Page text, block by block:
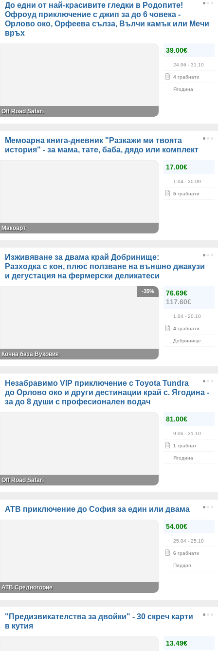
До едни от най-красивите гледки в Родопите!
Офроуд приключение с джип за до 6 човека -
Орлово око, Орфеева сълза, Вълчи камък или Мечи
връх
39.00€
24.06 - 31.10
4 грабнати
Ягодина
Оff Road Safari
Мемоарна книга-дневник "Разкажи ми твоята
история" - за мама, тате, баба, дядо или комплект
17.00€
1.04 - 30.09
5 грабнати
Макоарт
Изживяване за двама край Добринище:
Разходка с кон, плюс ползване на външно джакузи
и дегустация на фермерски деликатеси
76.69€
117.60€
1.04 - 20.10
4 грабнати
Добринище
-35%
Конна база Вуковия
Незабравимо VIP приключение с Toyota Tundra
до Орлово око и други дестинации край с. Ягодина -
за до 8 души с професионален водач
81.00€
9.06 - 31.10
1 грабнат
Ягодина
Оff Road Safari
АТВ приключение до София за един или двама
54.00€
25.04 - 25.10
6 грабнати
Пирдоп
АТВ Средногорие
"Предизвикателства за двойки" - 30 скреч карти
в кутия
13.49€